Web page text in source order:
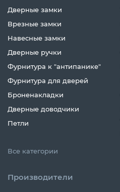
Дверные замки
Врезные замки
Навесные замки
Дверные ручки
Фурнитура к "антипанике"
Фурнитура для дверей
Броненакладки
Дверные доводчики
Петли
Все категории
Производители